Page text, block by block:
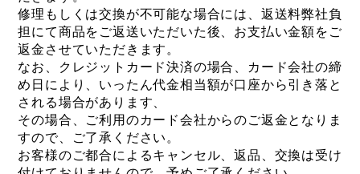
修理もしくは交換が不可能な場合には、返送料弊社負
担にて商品をご返送いただいた後、お支払い金額をご
返金させていただきます。
なお、クレジットカード決済の場合、カード会社の締
め日により、いったん代金相当額が口座から引き落と
される場合があります、
その場合、ご利用のカード会社からのご返金となりま
すので、ご了承ください。
お客様のご都合によるキャンセル、返品、交換は受け